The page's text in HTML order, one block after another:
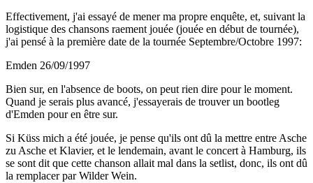
Effectivement, j'ai essayé de mener ma propre enquête, et, suivant la
logistique des chansons raement jouée (jouée en début de tournée),
j'ai pensé à la première date de la tournée Septembre/Octobre 1997:
Emden 26/09/1997
Bien sur, en l'absence de boots, on peut rien dire pour le moment.
Quand je serais plus avancé, j'essayerais de trouver un bootleg
d'Emden pour en être sur.
Si Küss mich a été jouée, je pense qu'ils ont dû la mettre entre Asche
zu Asche et Klavier, et le lendemain, avant le concert à Hamburg, ils
se sont dit que cette chanson allait mal dans la setlist, donc, ils ont dû
la remplacer par Wilder Wein.